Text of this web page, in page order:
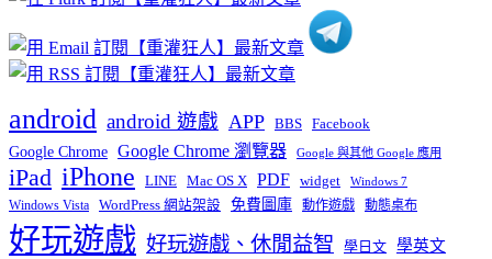
android android 遊戲 APP BBS Facebook
Google Chrome Google Chrome 瀏覽器 Google 與其他 Google 應用
iPad iPhone LINE Mac OS X PDF widget Windows 7
Windows Vista WordPress 網站架設 免費圖庫 動作遊戲 動態桌布
好玩遊戲 好玩遊戲、休閒益智 學日文 學英文